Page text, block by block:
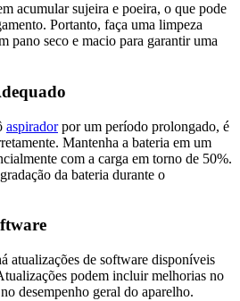
acumular sujeira e poeira, o que pode
Portanto, faça uma limpeza
pano seco e macio para garantir uma
aspiradorpor um período prolongado, é
Mantenha a bateria em um
com a carga em torno de 50%.
da bateria durante o
atualizações de software disponíveis
podem incluir melhorias no
desempenho geral do aparelho.